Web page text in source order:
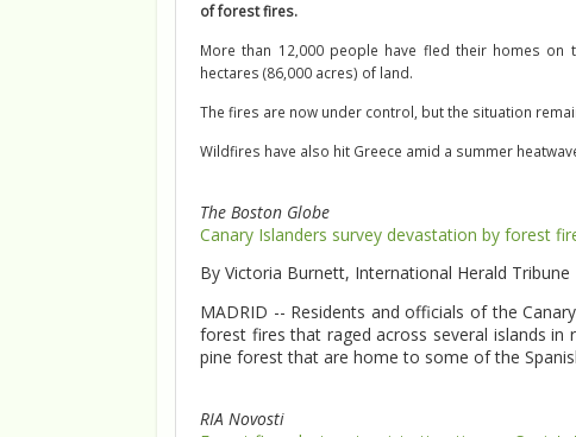
of forest fires.
More than 12,000 people have fled their homes on
hectares (86,000 acres) of land.
The fires are now under control, but the situation
Wildfires have also hit Greece amid a summer
The Boston Globe
Canary Islanders survey devastation by forest
By Victoria Burnett, International Herald Tribune
MADRID -- Residents and officials of the
forest fires that raged across several islands
pine forest that are home to some of the
RIA Novosti